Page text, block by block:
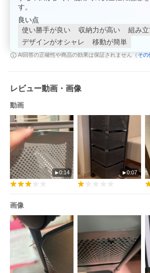
す。
良い点
使い勝手が良い
収納力が高い
組み
デザインがオシャレ
移動が簡単
AI回答の正確性や商品の効果は保証されません（ その
レビュー動画・画像
動画
0:14 0:07
画像